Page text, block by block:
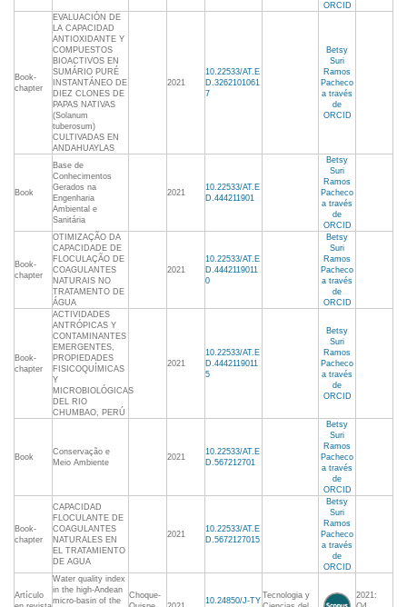
ORCID
Book-
chapter
EVALUACIÓN DE
LA CAPACIDAD
ANTIOXIDANTE Y
COMPUESTOS
BIOACTIVOS EN
SUMÁRIO PURÉ
INSTANTÁNEO DE
DIEZ CLONES DE
PAPAS NATIVAS
(Solanum
tuberosum)
CULTIVADAS EN
ANDAHUAYLAS
2021
10.22533/AT.E
D.3262101061
7
Betsy
Suri
Ramos
Pacheco
a través
de
ORCID
Book
Base de
Conhecimentos
Gerados na
Engenharia
Ambiental e
Sanitária
2021
10.22533/AT.E
D.444211901
Betsy
Suri
Ramos
Pacheco
a través
de
ORCID
Book-
chapter
OTIMIZAÇÃO DA
CAPACIDADE DE
FLOCULAÇÃO DE
COAGULANTES
NATURAIS NO
TRATAMENTO DE
ÁGUA
2021
10.22533/AT.E
D.4442119011
0
Betsy
Suri
Ramos
Pacheco
a través
de
ORCID
Book-
chapter
ACTIVIDADES
ANTRÓPICAS Y
CONTAMINANTES
EMERGENTES,
PROPIEDADES
FISICOQUÍMICAS
Y
MICROBIOLÓGICAS
DEL RIO
CHUMBAO, PERÚ
2021
10.22533/AT.E
D.4442119011
5
Betsy
Suri
Ramos
Pacheco
a través
de
ORCID
Book
Conservação e
Meio Ambiente
2021
10.22533/AT.E
D.567212701
Betsy
Suri
Ramos
Pacheco
a través
de
ORCID
Book-
chapter
CAPACIDAD
FLOCULANTE DE
COAGULANTES
NATURALES EN
EL TRATAMIENTO
DE AGUA
2021
10.22533/AT.E
D.5672127015
Betsy
Suri
Ramos
Pacheco
a través
de
ORCID
Artículo
Water quality index
in the high-Andean
micro-basin of the
Choque-
10.24850/J-TY
Tecnologia y
2021: